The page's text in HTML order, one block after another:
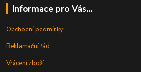
Informace pro Vás...
Obchodní podmínky:
Reklamační řád:
Vrácení zboží: